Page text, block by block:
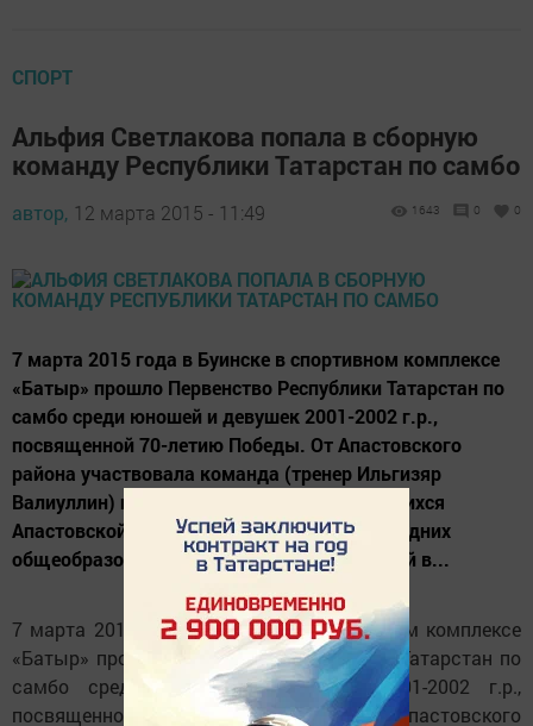
СПОРТ
Альфия Светлакова попала в сборную
команду Республики Татарстан по самбо
автор, 12 марта 2015 - 11:49 1643 0 0
7 марта 2015 года в Буинске в спортивном комплексе
«Батыр» прошло Первенство Республики Татарстан по
самбо среди юношей и девушек 2001-2002 г.р.,
посвященной 70-летию Победы. От Апастовского
района участвовала команда (тренер Ильгизяр
Валиуллин) из 6 юношей и 4 девушек, учащихся
Апастовской, Азбабинской и Бишевской средних
общеобразовательных школ. Среди юношей в...
7 марта 2015 года в Буинске в спортивном комплексе
«Батыр» прошло Первенство Республики Татарстан по
самбо среди юношей и девушек 2001-2002 г.р.,
посвященной 70-летию Победы. От Апастовского